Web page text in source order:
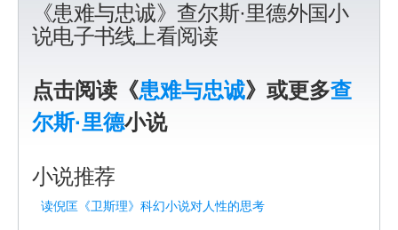
《患难与忠诚》查尔斯·里德外国小
说电子书线上看阅读
点击阅读《患难与忠诚》或更多查
尔斯·里德小说
小说推荐
读倪匡《卫斯理》科幻小说对人性的思考